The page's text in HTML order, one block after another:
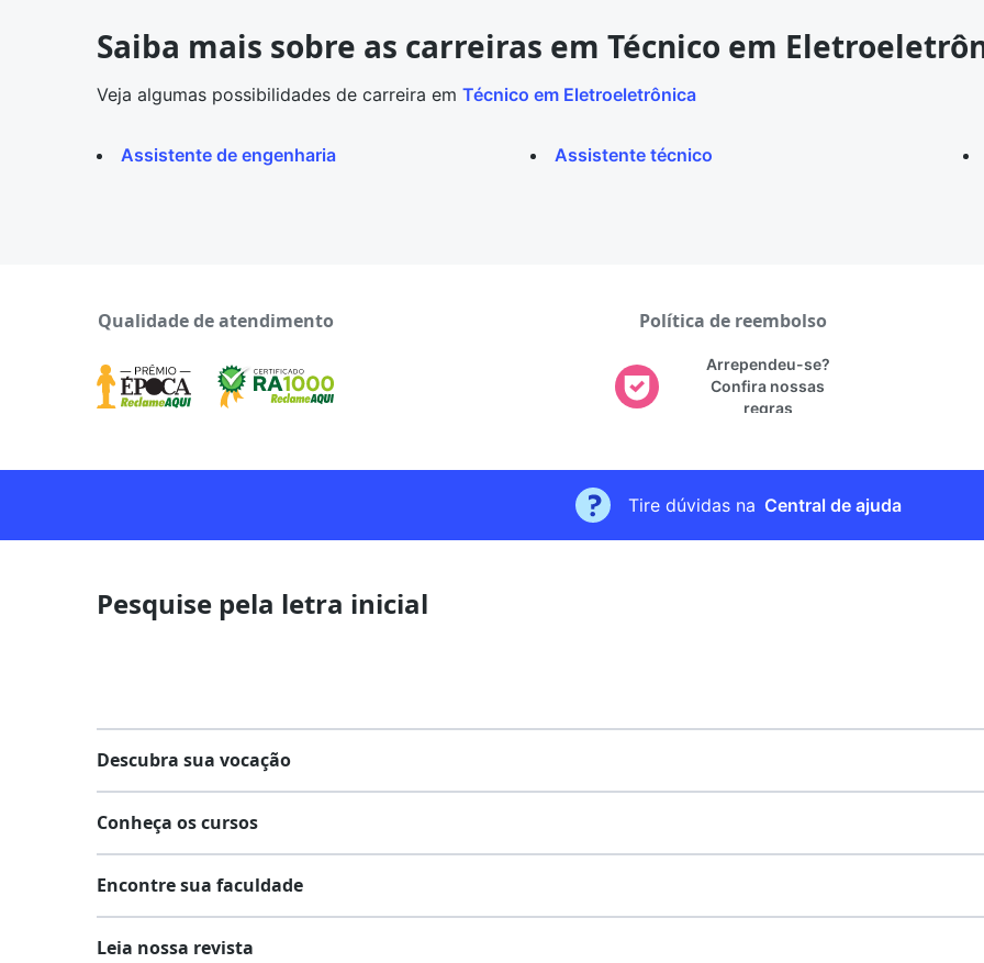
Saiba mais sobre as carreiras em Técnico em
Veja algumas possibilidades de carreira em Técnico em Eletroeletrônica
Assistente de engenharia Assistente técnico
Qualidade de atendimento Política de reembolso
Arrependeu-se?
Confira nossas
regras
Tire dúvidas na Central de ajuda
Pesquise pela letra inicial
Descubra sua vocação
Lista de profissões
Conheça os cursos
Cursos de graduação
Encontre sua faculdade
Leia nossa revista